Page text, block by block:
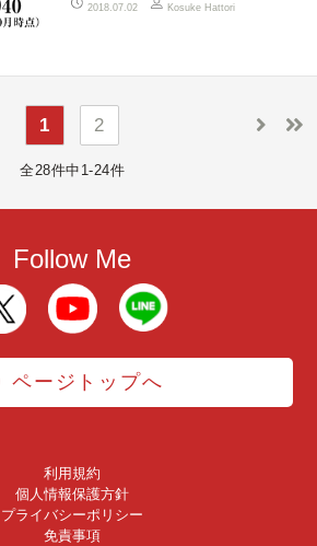
2018.07.02 Kosuke Hattori
1 2
全28件中1-24件
Follow Me
ページトップへ
利用規約
個人情報保護方針
プライバシーポリシー
免責事項